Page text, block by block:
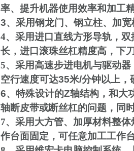
率、提升机器使用效率和加工
3、采用钢龙门、钢立柱、加
4、采用进口直线方形导轨，
长，进口滚珠丝杠精度高，下
5、采用高速步进电机与驱动器
空行速度可达35米/分钟以上，
6、特殊设计的Z轴结构，和大
轴断皮带或断丝杠的问题，同
7、采用大方管、加厚材料整
作台面固定，可任意加工工作